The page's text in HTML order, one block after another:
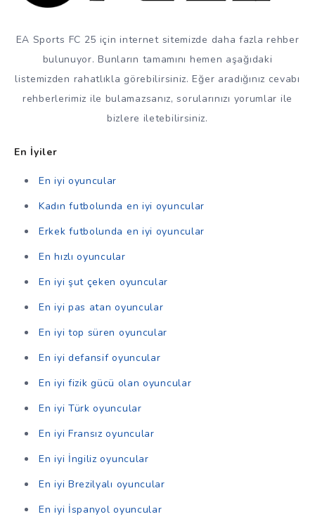
EA Sports FC 25 için internet sitemizde daha fazla rehber
bulunuyor. Bunların tamamını hemen aşağıdaki
listemizden rahatlıkla görebilirsiniz. Eğer aradığınız cevabı
rehberlerimiz ile bulamazsanız, sorularınızı yorumlar ile
bizlere iletebilirsiniz.
En İyiler
En iyi oyuncular
Kadın futbolunda en iyi oyuncular
Erkek futbolunda en iyi oyuncular
En hızlı oyuncular
En iyi şut çeken oyuncular
En iyi pas atan oyuncular
En iyi top süren oyuncular
En iyi defansif oyuncular
En iyi fizik gücü olan oyuncular
En iyi Türk oyuncular
En iyi Fransız oyuncular
En iyi İngiliz oyuncular
En iyi Brezilyalı oyuncular
En iyi İspanyol oyuncular